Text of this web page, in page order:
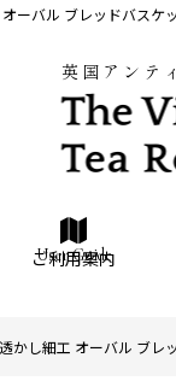
ーバル ブレッドバスケ
英国アンテ
ご利用案内
かし細工 オーバル ブレ